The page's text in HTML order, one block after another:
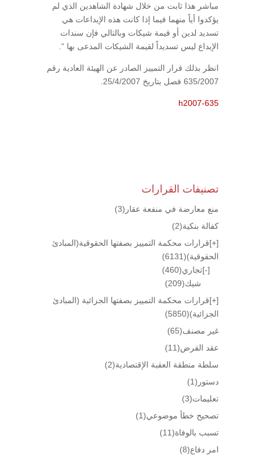
مباشر هذا ثابت من خلال شهادة الشاهدين الذي لم
يؤكدوا أياً منهما فيما إذا كانت هذه الإيداعات هي
تسديد لدين أو قيمة شيكات وبالتالي فإن سندات
الإيداع ليس تسديداً لقيمة الشيكات المدعى بها “.
انظر بذلك قرار التمييز الصادر عن الهيئة العادية رقم
635/2007 فصل بتاريخ 25/4/2007.
h2007-635
تصنيفات القرارات
منع معارضة في منفعة عقار (3)
كفالة بنكية(2)
[+]قرارات محكمة التمييز بصفتها الحقوقية(المبادئ
الحقوقية)(6131)
[-]تجاري(460)
شيك(209)
[+]قرارات محكمة التمييز بصفتها الجزائية (المبادئ
الجزائية)(5850)
غير مصنف(65)
عقد القرض(11)
سلطة منطقة العقبة الإقتصادية(2)
دستور (1)
تعليمات(3)
تصحيح خطأ موضوعي(1)
تسبب بالوفاة(11)
امر دفاع(8)